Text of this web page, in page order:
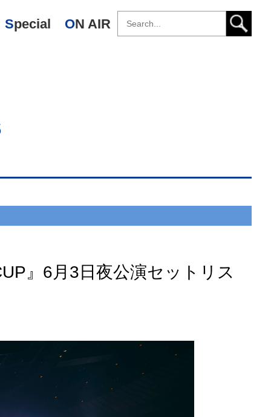
Special ON AIR
』6月3日夜公演セットリス